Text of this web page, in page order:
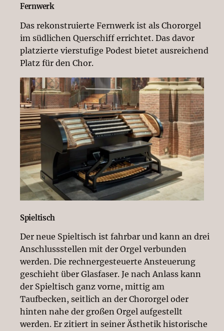
Fernwerk
Das rekonstruierte Fernwerk ist als Chororgel
im südlichen Querschiff errichtet. Das davor
platzierte vierstufige Podest bietet ausreichend
Platz für den Chor.
Spieltisch
Der neue Spieltisch ist fahrbar und kann an drei
Anschlussstellen mit der Orgel verbunden
werden. Die rechnergesteuerte Ansteuerung
geschieht über Glasfaser. Je nach Anlass kann
der Spieltisch ganz vorne, mittig am
Taufbecken, seitlich an der Chororgel oder
hinten nahe der großen Orgel aufgestellt
werden. Er zitiert in seiner Ästhetik historische